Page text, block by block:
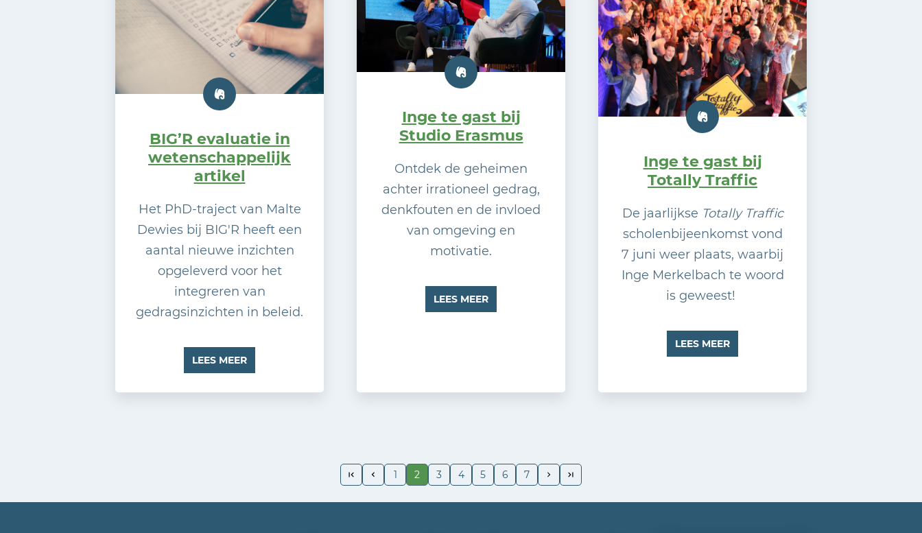
BIG’R evaluatie in
wetenschappelijk
artikel
Het PhD-traject van Malte
Dewies bij BIG'R heeft een
aantal nieuwe inzichten
opgeleverd voor het
integreren van
gedragsinzichten in beleid.
LEES MEER
Inge te gast bij
Studio Erasmus
Ontdek de geheimen
achter irrationeel gedrag,
denkfouten en de invloed
van omgeving en
motivatie.
LEES MEER
Inge te gast bij
Totally Traffic
De jaarlijkse Totally Traffic
scholenbijeenkomst vond
7 juni weer plaats, waarbij
Inge Merkelbach te woord
is geweest!
LEES MEER
1 2 3 4 5 6 7